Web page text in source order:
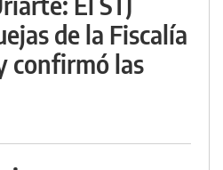
de la Fiscalía
confirmó las